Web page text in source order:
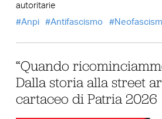
autoritarie
Anpi
Antifascismo
“Quando
Dalla storia alla street
cartaceo di Patria 2026